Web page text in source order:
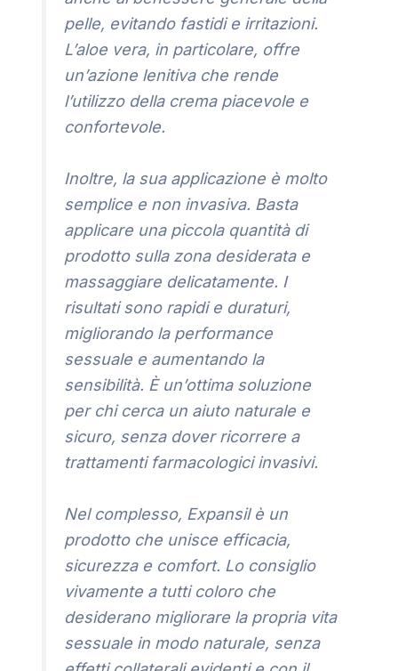
pelle, evitando fastidi e irritazioni.
L’aloe vera, in particolare, offre
un’azione lenitiva che rende
l’utilizzo della crema piacevole e
confortevole.
Inoltre, la sua applicazione è molto
semplice e non invasiva. Basta
applicare una piccola quantità di
prodotto sulla zona desiderata e
massaggiare delicatamente. I
risultati sono rapidi e duraturi,
migliorando la performance
sessuale e aumentando la
sensibilità. È un’ottima soluzione
per chi cerca un aiuto naturale e
sicuro, senza dover ricorrere a
trattamenti farmacologici invasivi.
Nel complesso, Expansil è un
prodotto che unisce efficacia,
sicurezza e comfort. Lo consiglio
vivamente a tutti coloro che
desiderano migliorare la propria vita
sessuale in modo naturale, senza